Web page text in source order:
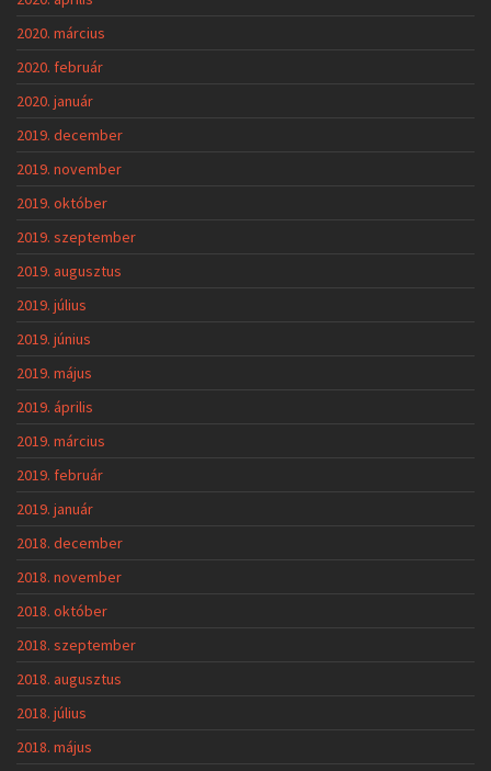
2020. március
2020. február
2020. január
2019. december
2019. november
2019. október
2019. szeptember
2019. augusztus
2019. július
2019. június
2019. május
2019. április
2019. március
2019. február
2019. január
2018. december
2018. november
2018. október
2018. szeptember
2018. augusztus
2018. július
2018. május